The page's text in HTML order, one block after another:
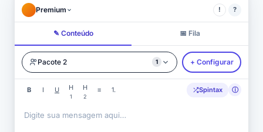
Premium ! ?
✎ Conteúdo 📅 Fila
Pacote 2 1 + Configurar
B I U H
1
H
2
≡ 1. Spintax ⓘ
Digite sua mensagem aqui…